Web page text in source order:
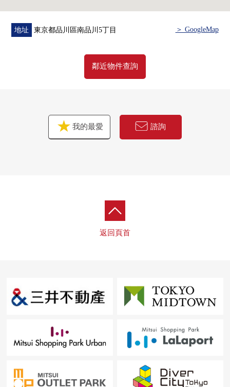
・浴室暖氣烘乾機
▼翻新內容(2026年7月完畢)
・門，門口收納交換
・洗衣栓，防水洗衣機底座
・供排水管交換
地址 東京都品川區南品川5丁目 ＞ GoogleMap
鄰近物件查詢
我的最愛 諮詢
返回頁首